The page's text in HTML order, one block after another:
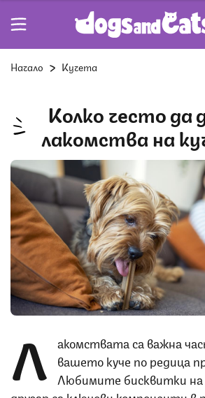
Начало Кучета
Колко често да даваме
лакомства на
Л
акомствата са важна
вашето куче по редица
Любимите бисквитки на